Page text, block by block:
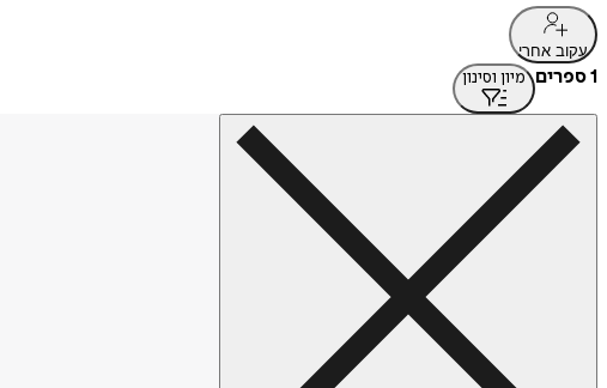
עקוב אחרי
1 ספרים מיון וסינון